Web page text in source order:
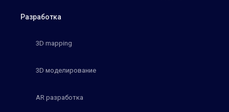
Разработка
3D mapping
3D моделирование
AR разработка